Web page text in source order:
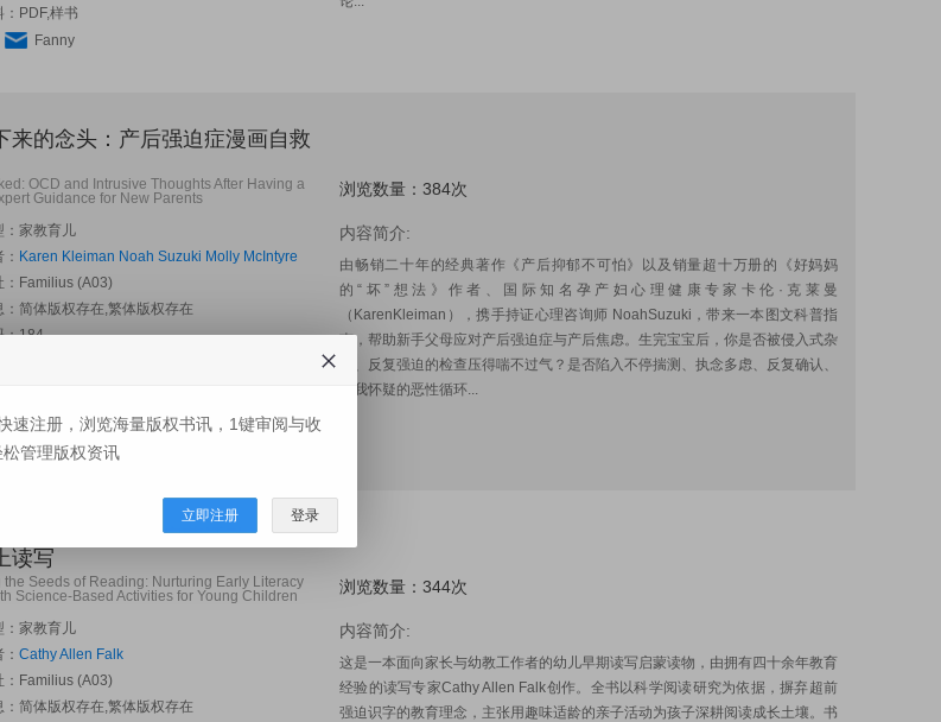
：PDF,样书
Fanny
来的念头：产后强迫症漫画自救
OCD and Intrusive Thoughts After Having a
Guidance for New Parents
：家教育儿
Karen Kleiman Noah Suzuki Molly McIntyre
Familius (A03)
：简体版权存在,繁体版权存在
：184
-
：PDF
Fanny
浏览数量：384次
内容简介:
由畅销二十年的经典著作《产后抑郁不可怕》以及销量超十万册的《好妈妈
的“坏”想法》作者、国际知名孕产妇心理健康专家卡伦·克莱曼
（KarenKleiman），携手持证心理咨询师 NoahSuzuki，带来一本图文科普指
南，帮助新手父母应对产后强迫症与产后焦虑。生完宝宝后，你是否被侵入式杂
念、反复强迫的检查压得喘不过气？是否陷入不停揣测、执念多虑、反复确认、
自我怀疑的恶性循环...
读种子：用科学启蒙活动，让孩
读写
the Seeds of Reading: Nurturing Early Literacy
Science-Based Activities for Young Children
：家教育儿
Cathy Allen Falk
Familius (A03)
：简体版权存在,繁体版权存在
浏览数量：344次
内容简介:
这是一本面向家长与幼教工作者的幼儿早期读写启蒙读物，由拥有四十余年教育
经验的读写专家Cathy Allen Falk创作。全书以科学阅读研究为依据，摒弃超前
强迫识字的教育理念，主张用趣味适龄的亲子活动为孩子深耕阅读成长土壤。书
速注册，浏览海量版权书讯，1键审阅与收
管理版权资讯
立即注册 登录